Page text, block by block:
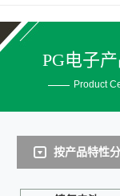
PG电子
Product
按产品特性